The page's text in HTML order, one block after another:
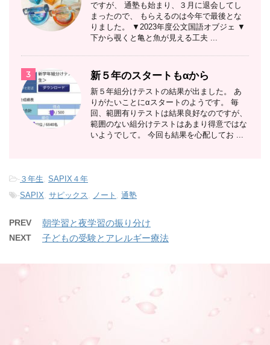
ですが、 通塾も始まり、３月に退会してし
まったので、 もらえるのは今年で最後とな
りました。 ▼2023年度公文国語オブジェ ▼
下から覗くと亀と魚が見える工夫 ...
3 新５年のスタートもαから
新５年組分けテストの結果が出ました。 あ
りがたいことにαスタートのようです。 毎
回、範囲有りテストは結果良好なのですが、
範囲のない組分けテストはあまり得意ではな
いようでして。 今回も結果を心配してお ...
- ３年生, SAPIX４年
-SAPIX, サピックス, ノート , 通塾
PREV 朝学習と夜学習の振り分け
NEXT 子どもの受験とアレルギー療法